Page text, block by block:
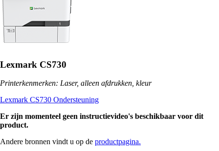
Lexmark CS730
Printerkenmerken: Laser, alleen afdrukken, kleur
Lexmark CS730 Ondersteuning
Er zijn momenteel geen instructievideo's beschikbaar voor dit
product.
Andere bronnen vindt u op de productpagina.